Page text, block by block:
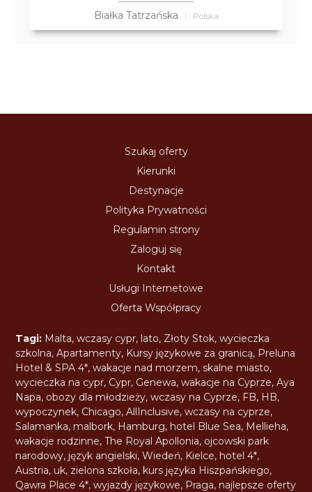
Białka Tatrzańska Polska
Szukaj oferty
Kierunki
Destynacje
Polityka Prywatności
Regulamin strony
Zaloguj się
Kontakt
Usługi Internetowe
Oferta Współpracy
Tagi: Malta,wczasy cypr, lato, Złoty Stok,wycieczka
szkolna,Apartamenty, Kursy językowe za granicą, Preluna
Hotel & SPA 4*,wakacje nad morzem,skalne miasto,
wycieczka na cypr, Cypr, Genewa,wakacje na Cyprze,Aya
Napa, obozy dla młodzieży,wczasy na Cyprze, FB, HB,
wypoczynek, Chicago,AllInclusive,wczasy na cyprze,
Salamanka, malbork, Hamburg, hotel Blue Sea, Mellieha,
wakacje rodzinne,The Royal Apollonia, ojcowski park
narodowy, język angielski,Wiedeń, Kielce, hotel 4*,
Austria, uk, zielona szkoła, kurs języka Hiszpańskiego,
Qawra Place 4*,wyjazdy językowe, Praga, najlepsze oferty